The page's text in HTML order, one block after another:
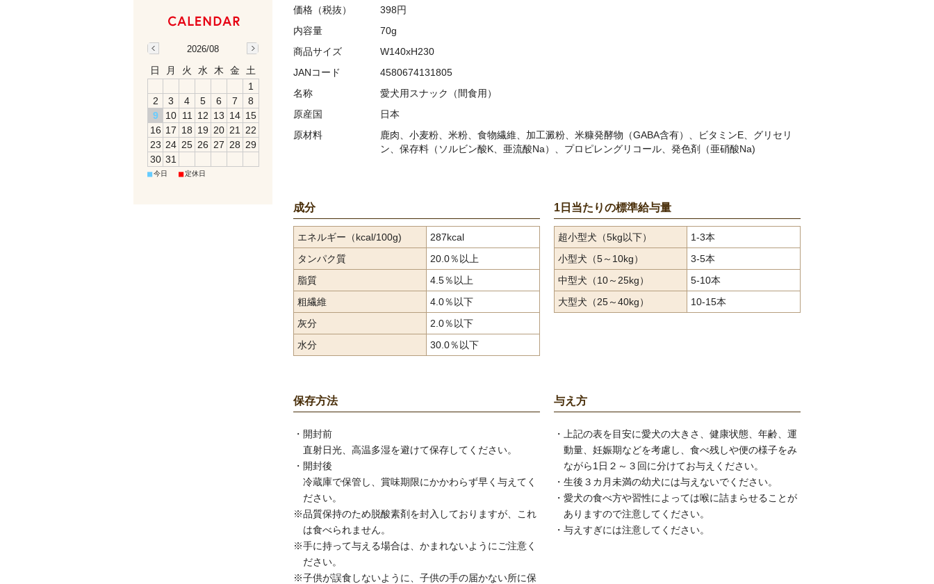
価格（税抜）
398円
内容量
70g
商品サイズ
W140xH230
JANコード
4580674131805
名称
愛犬用スナック（間食用）
原産国
日本
原材料
鹿肉、小麦粉、米粉、食物繊維、加工澱粉、米糠発酵物（GABA含有）、ビタミンE、グリセリ
ン、保存料（ソルビン酸K、亜流酸Na）、プロピレングリコール、発色剤（亜硝酸Na)
成分
エネルギー（kcal/100g)
287kcal
タンパク質
20.0％以上
脂質
4.5％以上
粗繊維
4.0％以下
灰分
2.0％以下
水分
30.0％以下
1日当たりの標準給与量
超小型犬（5kg以下）
1-3本
小型犬（5～10kg）
3-5本
中型犬（10～25kg）
5-10本
大型犬（25～40kg）
10-15本
保存方法
・ 開封前
直射日光、高温多湿を避けて保存してください。
・ 開封後
冷蔵庫で保管し、賞味期限にかかわらず早く与えてく
ださい。
※品質保持のため脱酸素剤を封入しておりますが、これ
は食べられません。
※手に持って与える場合は、かまれないようにご注意く
ださい。
※子供が誤食しないように、子供の手の届かない所に保
与え方
・
上記の表を目安に愛犬の大きさ、健康状態、年齢、運
動量、妊娠期などを考慮し、食べ残しや便の様子をみ
ながら1日２～３回に分けてお与えください。
・ 生後３カ月未満の幼犬には与えないでください。
・ 愛犬の食べ方や習性によっては喉に詰まらせることが
ありますので注意してください。
・ 与えすぎには注意してください。
2026/08
日 月 火 水 木 金
土
1
2
3 4 5 6 7
8
9
10 11 12 13 14 15
16 17 18 19 20 21 22
23 24 25 26 27 28 29
30 31
■今日 ■定休日